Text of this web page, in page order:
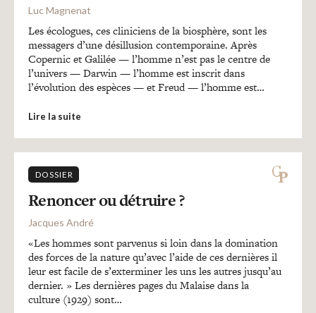
Luc Magnenat
Les écologues, ces cliniciens de la biosphère, sont les
messagers d’une désillusion contemporaine. Après
Copernic et Galilée — l’homme n’est pas le centre de
l’univers — Darwin — l’homme est inscrit dans
l’évolution des espèces — et Freud — l’homme est…
Lire la suite
DOSSIER
Renoncer ou détruire ?
Jacques André
«Les hommes sont parvenus si loin dans la domination
des forces de la nature qu’avec l’aide de ces dernières il
leur est facile de s’exterminer les uns les autres jusqu’au
dernier. » Les dernières pages du Malaise dans la
culture (1929) sont…